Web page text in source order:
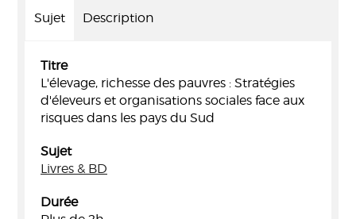
Sujet Description
Titre
L'élevage, richesse des pauvres : Stratégies
d'éleveurs et organisations sociales face aux
risques dans les pays du Sud
Sujet
Livres & BD
Durée